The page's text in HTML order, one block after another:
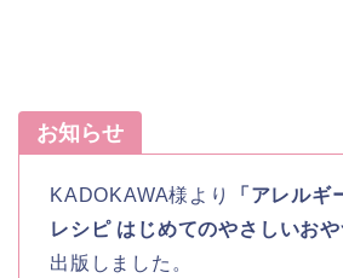
お知らせ
KADOKAWA様より
「アレル
レシピ はじめてのやさしいおや
出版しました。